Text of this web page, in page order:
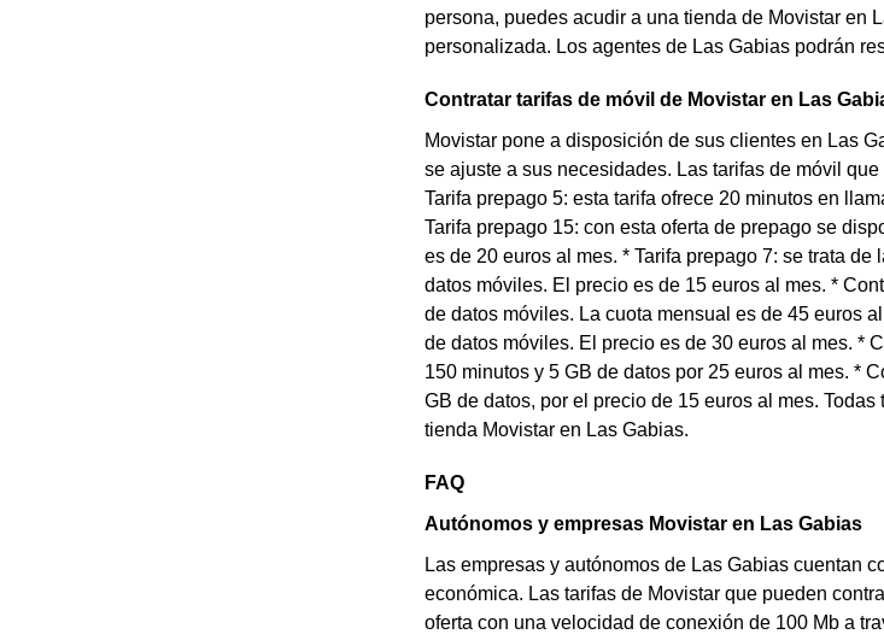
persona, puedes acudir a una tienda de Movistar en
personalizada. Los agentes de Las Gabias podrán
Contratar tarifas de móvil de Movistar en Las
Movistar pone a disposición de sus clientes en Las
se ajuste a sus necesidades. Las tarifas de móvil
Tarifa prepago 5: esta tarifa ofrece 20 minutos en
Tarifa prepago 15: con esta oferta de prepago se
es de 20 euros al mes. * Tarifa prepago 7: se trata
datos móviles. El precio es de 15 euros al mes. *
de datos móviles. La cuota mensual es de 45 euros
de datos móviles. El precio es de 30 euros al mes. *
150 minutos y 5 GB de datos por 25 euros al mes. *
GB de datos, por el precio de 15 euros al mes.
tienda Movistar en Las Gabias.
FAQ
Autónomos y empresas Movistar en Las Gabias
Las empresas y autónomos de Las Gabias cuentan
económica. Las tarifas de Movistar que pueden
oferta con una velocidad de conexión de 100 Mb a